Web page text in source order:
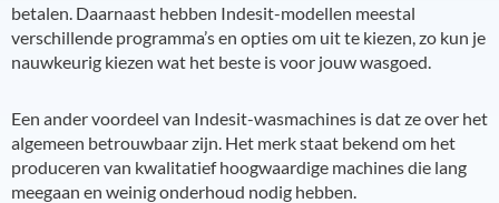
betalen. Daarnaast hebben Indesit-modellen meestal
verschillende programma’s en opties om uit te kiezen, zo kun je
nauwkeurig kiezen wat het beste is voor jouw wasgoed.
Een ander voordeel van Indesit-wasmachines is dat ze over het
algemeen betrouwbaar zijn. Het merk staat bekend om het
produceren van kwalitatief hoogwaardige machines die lang
meegaan en weinig onderhoud nodig hebben.